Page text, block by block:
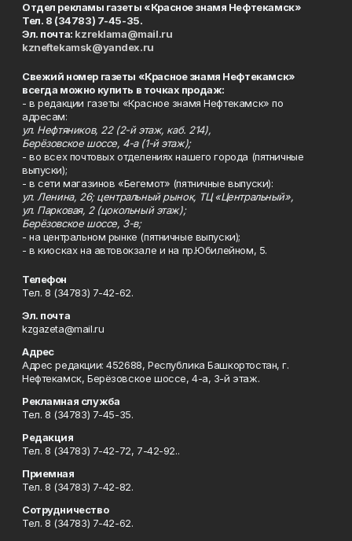
Отдел рекламы газеты «Красное знамя Нефтекамск»
Тел. 8 (34783) 7-45-35.
Эл. почта: kzreklama@mail.ru
kzneftekamsk@yandex.ru
Свежий номер газеты «Красное знамя Нефтекамск»
всегда можно купить в точках продаж:
- в редакции газеты «Красное знамя Нефтекамск» по
адресам:
ул. Нефтяников, 22 (2-й этаж, каб. 214),
Берёзовское шоссе, 4-а (1-й этаж);
- во всех почтовых отделениях нашего города (пятничные
выпуски);
- в сети магазинов «Бегемот» (пятничные выпуски):
ул. Ленина, 26; центральный рынок, ТЦ «Центральный»,
ул. Парковая, 2 (цокольный этаж);
Берёзовское шоссе, 3-в;
- на центральном рынке (пятничные выпуски);
- в киосках на автовокзале и на пр.Юбилейном, 5.
Телефон
Тел. 8 (34783) 7-42-62.
Эл. почта
kzgazeta@mail.ru
Адрес
Адрес редакции: 452688, Республика Башкортостан, г.
Нефтекамск, Берёзовское шоссе, 4-а, 3-й этаж.
Рекламная служба
Тел. 8 (34783) 7-45-35.
Редакция
Тел. 8 (34783) 7-42-72, 7-42-92..
Приемная
Тел. 8 (34783) 7-42-82.
Сотрудничество
Тел. 8 (34783) 7-42-62.